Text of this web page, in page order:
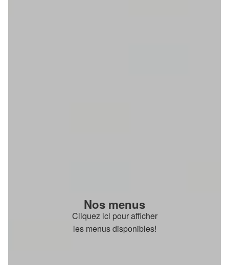
Nos menus
Cliquez ici pour afficher
les menus disponibles!